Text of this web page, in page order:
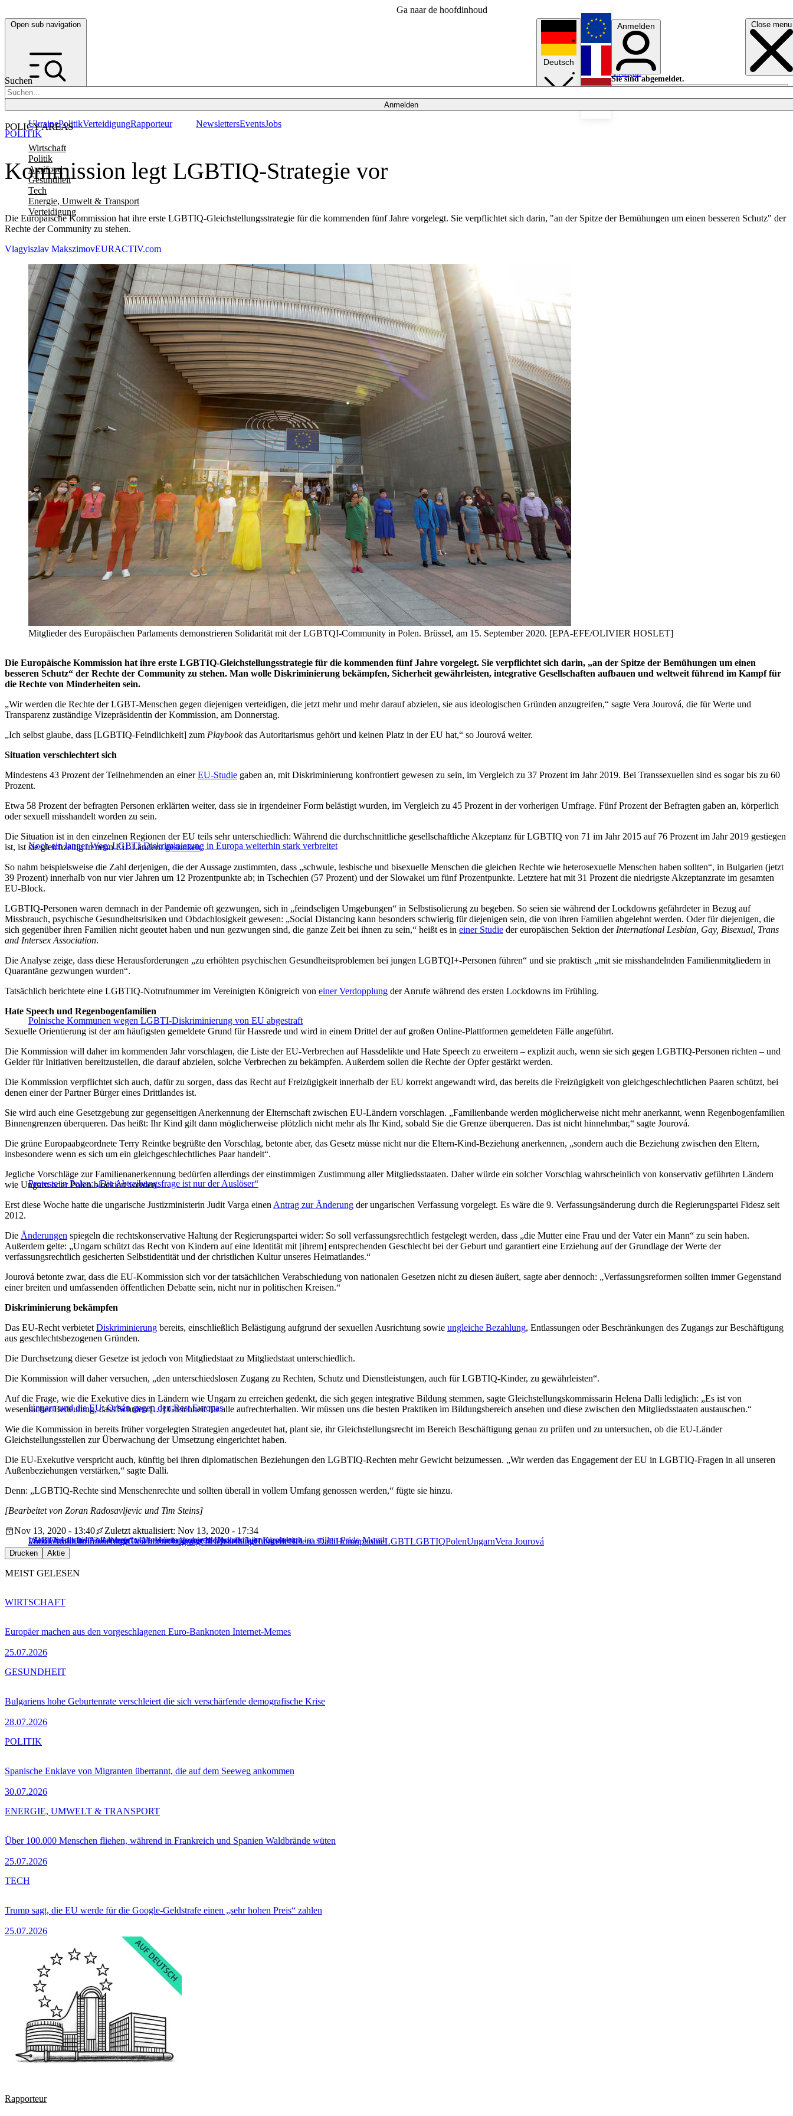
Ga naar de hoofdinhoud
Open sub navigation Close menu
Suchen
Anmelden
POLICY AREAS
Wirtschaft
Politik
Agrifood
Gesundheit
Tech
Energie, Umwelt & Transport
Verteidigung
UkrainePolitikVerteidigungRapporteur NewslettersEventsJobs
Deutsch
English
Français
Anmelden
Sie sind abgemeldet.
Anmelden
Licht aus
Kommission legt LGBTIQ-Strategie vor
Die Europäische Kommission hat ihre erste LGBTIQ-Gleichstellungsstrategie für die kommenden fünf Jahre vorgelegt. Sie verpflichtet sich darin, "an der Spitze der Bemühungen um einen besseren Schutz" der
Rechte der Community zu stehen.
POLITIK
Vlagyiszlav MakszimovEURACTIV.com
Mitglieder des Europäischen Parlaments demonstrieren Solidarität mit der LGBTQI-Community in Polen. Brüssel, am 15. September 2020. [EPA-EFE/OLIVIER HOSLET]
Die Europäische Kommission hat ihre erste LGBTIQ-Gleichstellungsstrategie für die kommenden fünf Jahre vorgelegt. Sie verpflichtet sich darin, „an der Spitze der Bemühungen um einen
besseren Schutz“ der Rechte der Community zu stehen. Man wolle Diskriminierung bekämpfen, Sicherheit gewährleisten, integrative Gesellschaften aufbauen und weltweit führend im Kampf für
die Rechte von Minderheiten sein.
„Wir werden die Rechte der LGBT-Menschen gegen diejenigen verteidigen, die jetzt mehr und mehr darauf abzielen, sie aus ideologischen Gründen anzugreifen,“ sagte Vera Jourová, die für Werte und
Transparenz zuständige Vizepräsidentin der Kommission, am Donnerstag.
„Ich selbst glaube, dass [LGBTIQ-Feindlichkeit] zum Playbookdas Autoritarismus gehört und keinen Platz in der EU hat,“ so Jourová weiter.
Situation verschlechtert sich
Mindestens 43 Prozent der Teilnehmenden an einerEU-Studie gaben an, mit Diskriminierung konfrontiert gewesen zu sein, im Vergleich zu 37 Prozent im Jahr 2019. Bei Transsexuellen sind es sogar bis zu 60
Prozent.
Etwa 58 Prozent der befragten Personen erklärten weiter, dass sie in irgendeiner Form belästigt wurden, im Vergleich zu 45 Prozent in der vorherigen Umfrage. Fünf Prozent der Befragten gaben an, körperlich
oder sexuell misshandelt worden zu sein.
Noch ein langer Weg: LGBTI-Diskriminierung in Europa weiterhin stark verbreitet
Die Situation ist in den einzelnen Regionen der EU teils sehr unterschiedlich: Während die durchschnittliche gesellschaftliche Akzeptanz für LGBTIQ von 71 im Jahr 2015 auf 76 Prozent im Jahr 2019 gestiegen
ist, ist sie gleichzeitig in neun EU-Länderngesunken.
So nahm beispielsweise die Zahl derjenigen, die der Aussage zustimmten, dass „schwule, lesbische und bisexuelle Menschen die gleichen Rechte wie heterosexuelle Menschen haben sollten“, in Bulgarien (jetzt
39 Prozent) innerhalb von nur vier Jahren um 12 Prozentpunkte ab; in Tschechien (57 Prozent) und der Slowakei um fünf Prozentpunkte. Letztere hat mit 31 Prozent die niedrigste Akzeptanzrate im gesamten
EU-Block.
LGBTIQ-Personen waren demnach in der Pandemie oft gezwungen, sich in „feindseligen Umgebungen“ in Selbstisolierung zu begeben. So seien sie während der Lockdowns gefährdeter in Bezug auf
Missbrauch, psychische Gesundheitsrisiken und Obdachlosigkeit gewesen: „Social Distancing kann besonders schwierig für diejenigen sein, die von ihren Familien abgelehnt werden. Oder für diejenigen, die
sich gegenüber ihren Familien nicht geoutet haben und nun gezwungen sind, die ganze Zeit bei ihnen zu sein,“ heißt es in einer Studie der europäischen Sektion der International Lesbian, Gay, Bisexual, Trans
and Intersex Association.
Die Analyse zeige, dass diese Herausforderungen „zu erhöhten psychischen Gesundheitsproblemen bei jungen LGBTQI+-Personen führen“ und sie praktisch „mit sie misshandelnden Familienmitgliedern in
Quarantäne gezwungen wurden“.
Tatsächlich berichtete eine LGBTIQ-Notrufnummer im Vereinigten Königreich von einer Verdopplung der Anrufe während des ersten Lockdowns im Frühling.
Polnische Kommunen wegen LGBTI-Diskriminierung von EU abgestraft
Hate Speech und Regenbogenfamilien
Sexuelle Orientierung ist der am häufigsten gemeldete Grund für Hassrede und wird in einem Drittel der auf großen Online-Plattformen gemeldeten Fälle angeführt.
Die Kommission will daher im kommenden Jahr vorschlagen, die Liste der EU-Verbrechen auf Hassdelikte und Hate Speech zu erweitern – explizit auch, wenn sie sich gegen LGBTIQ-Personen richten – und
Gelder für Initiativen bereitzustellen, die darauf abzielen, solche Verbrechen zu bekämpfen. Außerdem sollen die Rechte der Opfer gestärkt werden.
Die Kommission verpflichtet sich auch, dafür zu sorgen, dass das Recht auf Freizügigkeit innerhalb der EU korrekt angewandt wird, das bereits die Freizügigkeit von gleichgeschlechtlichen Paaren schützt, bei
denen einer der Partner Bürger eines Drittlandes ist.
Sie wird auch eine Gesetzgebung zur gegenseitigen Anerkennung der Elternschaft zwischen EU-Ländern vorschlagen. „Familienbande werden möglicherweise nicht mehr anerkannt, wenn Regenbogenfamilien
Binnengrenzen überqueren. Das heißt: Ihr Kind gilt dann möglicherweise plötzlich nicht mehr als Ihr Kind, sobald Sie die Grenze überqueren. Das ist nicht hinnehmbar,“ sagte Jourová.
Die grüne Europaabgeordnete Terry Reintke begrüßte den Vorschlag, betonte aber, das Gesetz müsse nicht nur die Eltern-Kind-Beziehung anerkennen, „sondern auch die Beziehung zwischen den Eltern,
insbesondere wenn es sich um ein gleichgeschlechtliches Paar handelt“.
Proteste in Polen: „Die Abtreibungsfrage ist nur der Auslöser“
Jegliche Vorschläge zur Familienanerkennung bedürfen allerdings der einstimmigen Zustimmung aller Mitgliedsstaaten. Daher würde ein solcher Vorschlag wahrscheinlich von konservativ geführten Ländern
wie Ungarn oder Polen blockiert werden.
Erst diese Woche hatte die ungarische Justizministerin Judit Varga einen Antrag zur Änderung der ungarischen Verfassung vorgelegt. Es wäre die 9. Verfassungsänderung durch die Regierungspartei Fidesz seit
2012.
Die Änderungen spiegeln die rechtskonservative Haltung der Regierungspartei wider: So soll verfassungsrechtlich festgelegt werden, dass „die Mutter eine Frau und der Vater ein Mann“ zu sein haben.
Außerdem gelte: „Ungarn schützt das Recht von Kindern auf eine Identität mit [ihrem] entsprechenden Geschlecht bei der Geburt und garantiert eine Erziehung auf der Grundlage der Werte der
verfassungsrechtlich gesicherten Selbstidentität und der christlichen Kultur unseres Heimatlandes.“
Jourová betonte zwar, dass die EU-Kommission sich vor der tatsächlichen Verabschiedung von nationalen Gesetzen nicht zu diesen äußert, sagte aber dennoch: „Verfassungsreformen sollten immer Gegenstand
einer breiten und umfassenden öffentlichen Debatte sein, nicht nur in politischen Kreisen.“
Diskriminierung bekämpfen
Das EU-Recht verbietet Diskriminierung bereits, einschließlich Belästigung aufgrund der sexuellen Ausrichtung sowie ungleiche Bezahlung, Entlassungen oder Beschränkungen des Zugangs zur Beschäftigung
aus geschlechtsbezogenen Gründen.
Die Durchsetzung dieser Gesetze ist jedoch von Mitgliedstaat zu Mitgliedstaat unterschiedlich.
Die Kommission will daher versuchen, „den unterschiedslosen Zugang zu Rechten, Schutz und Dienstleistungen, auch für LGBTIQ-Kinder, zu gewährleisten“.
Ungarn und die EU: Orbán gegen den Rest Europas
Auf die Frage, wie die Exekutive dies in Ländern wie Ungarn zu erreichen gedenkt, die sich gegen integrative Bildung stemmen, sagte Gleichstellungskommissarin Helena Dalli lediglich: „Es ist von
wesentlicher Bedeutung, dass Schulen […] Gleichheit für alle aufrechterhalten. Wir müssen uns die besten Praktiken im Bildungsbereich ansehen und diese zwischen den Mitgliedsstaaten austauschen.“
Wie die Kommission in bereits früher vorgelegten Strategien angedeutet hat, plant sie, ihr Gleichstellungsrecht im Bereich Beschäftigung genau zu prüfen und zu untersuchen, ob die EU-Länder
Gleichstellungsstellen zur Überwachung der Umsetzung eingerichtet haben.
Die EU-Exekutive verspricht auch, künftig bei ihren diplomatischen Beziehungen den LGBTIQ-Rechten mehr Gewicht beizumessen. „Wir werden das Engagement der EU in LGBTIQ-Fragen in all unseren
Außenbeziehungen verstärken,“ sagte Dalli.
Denn: „LGBTIQ-Rechte sind Menschenrechte und sollten überall in vollem Umfang genossen werden,“ fügte sie hinzu.
[Bearbeitet von Zoran Radosavljevic und Tim Steins]
„Antichristliche Anti-Werte“: Die Homophobie der polnischen Kirche
LGBTI: Laute Forderungen nach einem besseren Diskriminierungsschutz im stillen Pride Month
„Sei, wie du bist“? Zahlreiche Vorwürfe gegen McDonald’s in Frankreich
Nov 13, 2020 - 13:40
Zuletzt aktualisiert: Nov 13, 2020 - 17:34
PolitikAntidiskriminierungGleichberechtigungGleichstellungHassredeHelena DalliHomophobieLGBTLGBTIQPolenUngarnVera Jourová
Drucken Aktie
MEIST GELESEN
Europäer machen aus den vorgeschlagenen Euro-Banknoten Internet-Memes
25.07.2026
WIRTSCHAFT
Bulgariens hohe Geburtenrate verschleiert die sich verschärfende demografische Krise
28.07.2026
GESUNDHEIT
Spanische Enklave von Migranten überrannt, die auf dem Seeweg ankommen
30.07.2026
POLITIK
Über 100.000 Menschen fliehen, während in Frankreich und Spanien Waldbrände wüten
25.07.2026
ENERGIE, UMWELT & TRANSPORT
Trump sagt, die EU werde für die Google-Geldstrafe einen „sehr hohen Preis“ zahlen
25.07.2026
TECH
Rapporteur